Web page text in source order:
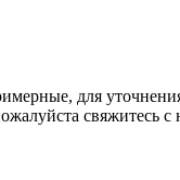
для
свяжитесь